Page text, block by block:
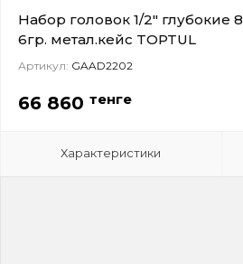
Набор головок 1/2"
6гр. метал.кейс TOPTUL
Артикул: GAAD2202
66 860 тенге
Характеристики